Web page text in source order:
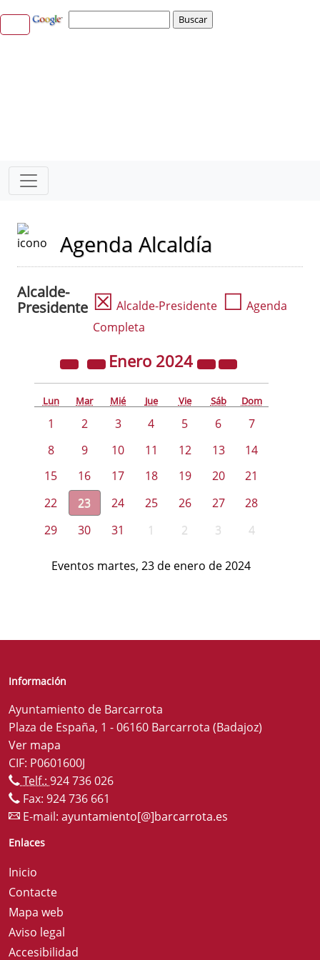
Agenda Alcaldía
Alcalde-
Presidente ☒ Alcalde-Presidente ☐ Agenda
Completa
Enero 2024
Lun Mar Mié Jue Vie Sáb Dom
1 2 3 4 5 6
7
8
9 10 11 12 13
14
15
16 17 18 19 20
21
22
23 24 25 26 27
28
29
30 31 1 2 3 4
Eventos martes, 23 de enero de 2024
Información
Ayuntamiento de Barcarrota
Plaza de España, 1 - 06160 Barcarrota (Badajoz)
Ver mapa
CIF: P0601600J
Telf.: 924 736 026
Fax: 924 736 661
E-mail: ayuntamiento[@]barcarrota.es
Enlaces
Inicio
Contacte
Mapa web
Aviso legal
Accesibilidad